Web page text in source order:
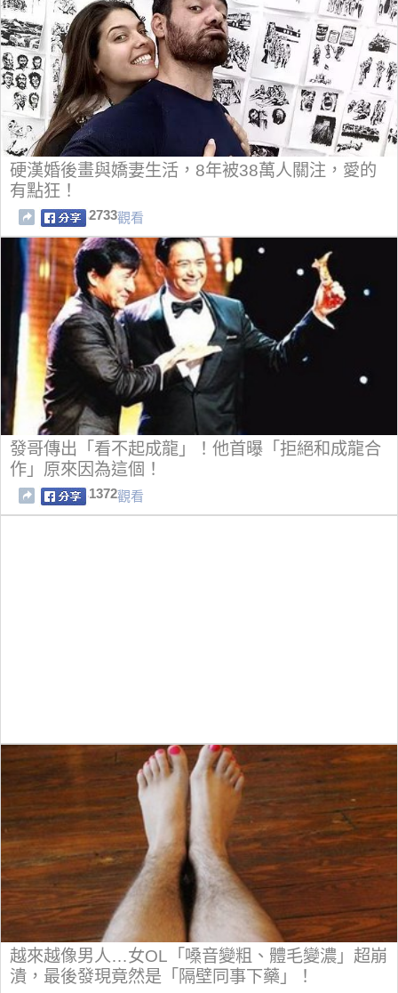
硬漢婚後畫與嬌妻生活，8年被38萬人關注，愛的
有點狂！
2733觀看
發哥傳出「看不起成龍」！他首曝「拒絕和成龍合
作」原來因為這個！
1372觀看
越來越像男人…女OL「嗓音變粗、體毛變濃」超崩
潰，最後發現竟然是「隔壁同事下藥」！